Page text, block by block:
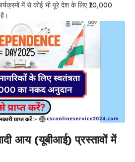
में से कोई भी पूरे देश के लिए ₹10,000
आय (यूबीआई) प्रस्तावों में